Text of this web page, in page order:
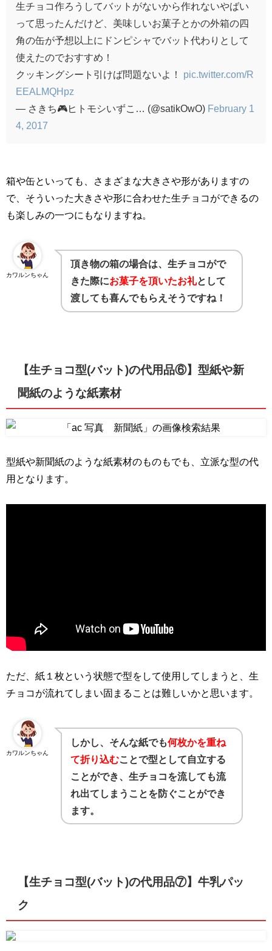
生チョコ作ろうしてバットがないから作れないやばい
って思ったんだけど、美味しいお菓子とかの外箱の四
角の缶が予想以上にドンピシャでバット代わりとして
使えたのでおすすめ！
クッキングシート引けば問題ないよ！ pic.twitter.com/R
EEALMQHpz
— さきち🎮ヒトモシいずこ… (@satikOwO) February 1
4, 2017
箱や缶といっても、さまざまな大きさや形がありますの
で、そういった大きさや形に合わせた生チョコができるの
も楽しみの一つにもなりますね。
カワルンちゃん
頂き物の箱の場合は、生チョコがで
きた際にお菓子を頂いたお礼として
渡しても喜んでもらえそうですね！
【生チョコ型(バット)の代用品⑥】型紙や新
聞紙のような紙素材
型紙や新聞紙のような紙素材のものもでも、立派な型の代
用となります。
ただ、紙１枚という状態で型をして使用してしまうと、生
チョコが流れてしまい固まることは難しいかと思います。
カワルンちゃん
しかし、そんな紙でも何枚かを重ね
て折り込むことで型として自立する
ことができ、生チョコを流しても流
れ出てしまうことを防ぐことができ
ます。
【生チョコ型(バット)の代用品⑦】牛乳パッ
ク